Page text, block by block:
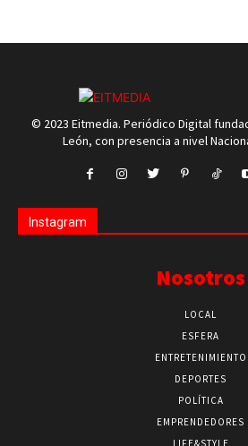
© 2023 Eitmedia. Periódico Digital
León, con presencia a nivel
Instagram
Nosotros
LOCAL
ESFERA
ENTRETENIMIENTO
DEPORTES
POLÍTICA
EMPRENDEDORES
LIFE&STYLE